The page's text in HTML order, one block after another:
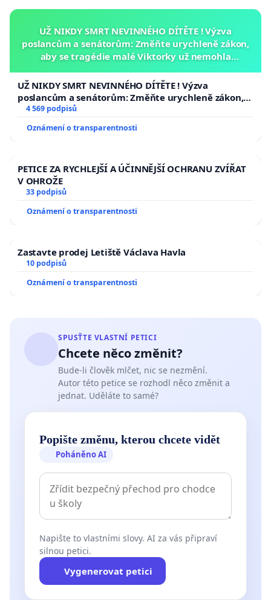
UŽ NIKDY SMRT NEVINNÉHO DÍTĚTE ! Výzva
poslancům a senátorům: Změňte urychleně zákon,
aby se tragédie malé Viktorky už nemohla
UŽ NIKDY SMRT NEVINNÉHO DÍTĚTE ! Výzva
poslancům a senátorům: Změňte urychleně zákon,
aby se tragédie malé Viktorky už nemohla opakovat!
4 569 podpisů
Oznámení o transparentnosti
PETICE ZA RYCHLEJŠÍ A ÚČINNĚJŠÍ OCHRANU ZVÍŘAT
V OHROŽE
33 podpisů
Oznámení o transparentnosti
Zastavte prodej Letiště Václava Havla
10 podpisů
Oznámení o transparentnosti
SPUSŤTE VLASTNÍ PETICI
Chcete něco změnit?
Bude-li člověk mlčet, nic se nezmění.
Autor této petice se rozhodl něco změnit a
jednat. Uděláte to samé?
Popište změnu, kterou chcete vidět
Poháněno AI
Napište to vlastními slovy. AI za vás připraví
silnou petici.
Vygenerovat petici